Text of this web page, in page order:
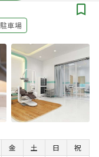
駐車場
金 土 日
祝